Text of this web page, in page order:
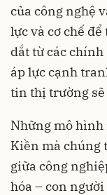
của công nghệ
lực và cơ chế
dắt từ các
áp lực cạnh
tin thị trường sẽ
Những mô hình
Kiền mà chúng
giữa công
hóa – con